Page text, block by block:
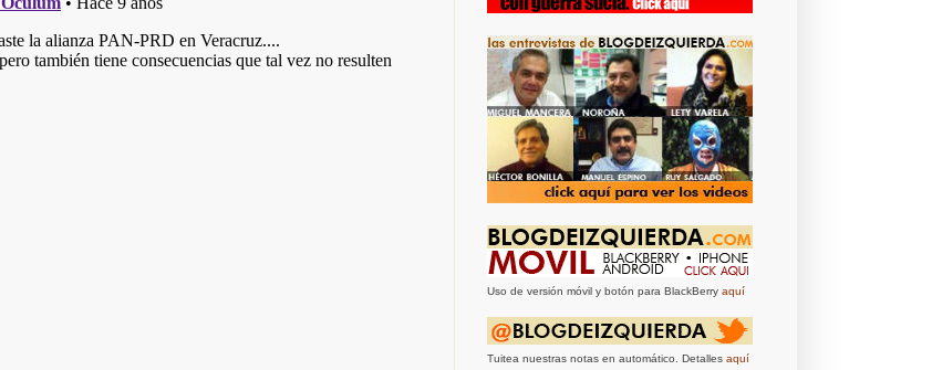
Uso de versión móvil y botón para BlackBerry aquí
Tuitea nuestras notas en automático. Detalles aquí